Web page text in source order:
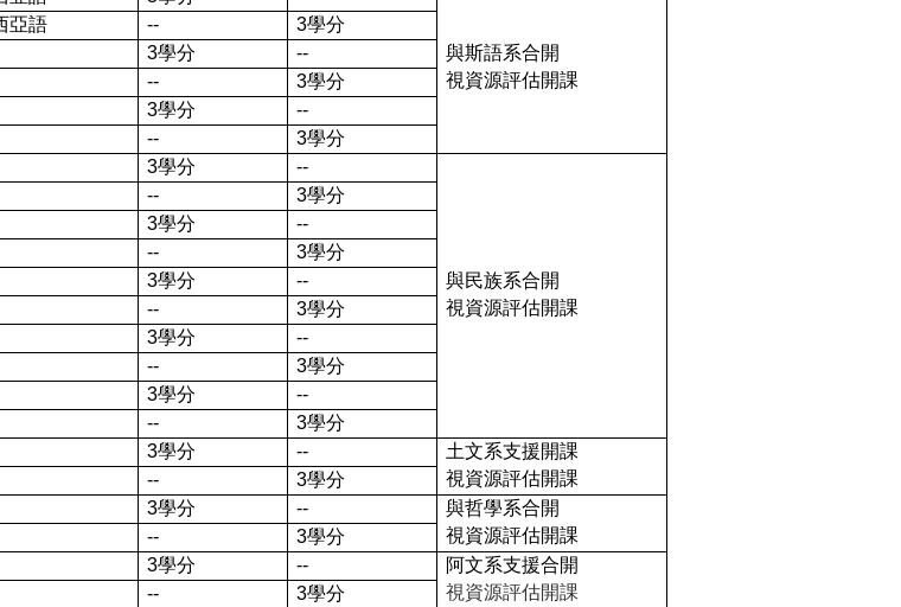
與斯語系合開
視資源評估開課
亞語 -- 3學分
3學分
--
-- 3學分
3學分
--
-- 3學分
3學分 --
與民族系合開
視資源評估開課
-- 3學分
3學分
--
-- 3學分
3學分
--
-- 3學分
3學分
--
-- 3學分
3學分
--
-- 3學分
3學分 --
土文系支援開課
視資源評估開課
-- 3學分
3學分 --
與哲學系合開
視資源評估開課
-- 3學分
3學分 --
阿文系支援合開
視資源評估開課
-- 3學分